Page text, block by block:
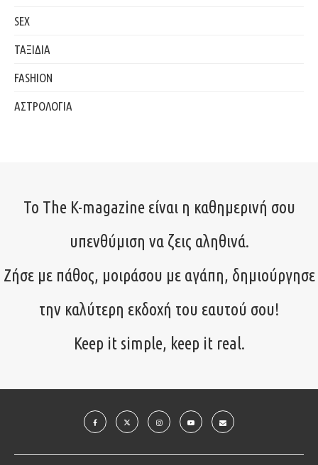
SEX
ΤΑΞΙΔΙΑ
FASHION
ΑΣΤΡΟΛΟΓΙΑ
Το The K-magazine είναι η καθημερινή σου
υπενθύμιση να ζεις αληθινά.
Ζήσε με πάθος, μοιράσου με αγάπη, δημιούργησε
την καλύτερη εκδοχή του εαυτού σου!
Keep it simple, keep it real.